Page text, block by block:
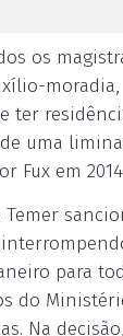
os
moradia,
ter
uma
Fux em
para
do
Na